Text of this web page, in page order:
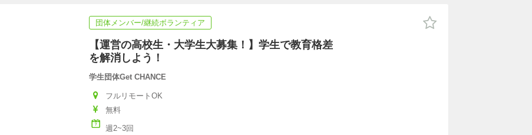
団体メンバー/継続ボランティア
【運営の高校生・大学生大募集！】学生で教育格差
を解消しよう！
学生団体Get CHANCE
フルリモートOK
無料
週2~3回